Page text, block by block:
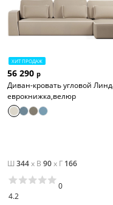
ХИТ ПРОДАЖ
56 290 р
Диван-кровать угловой
еврокнижка,велюр
Ш 344x В 90x Г 166
4.2
0